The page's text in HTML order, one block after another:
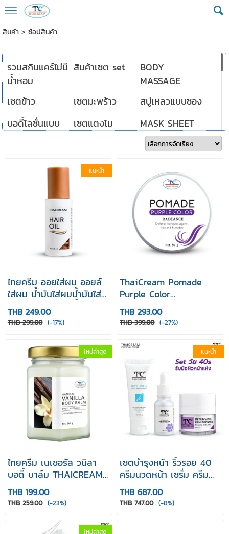
สินค้า> ช้อปสินค้า
รวมสกินแคร์ไม่มี
น้ำหอม
สินค้าเซต set
BODY
MASSAGE
เซตข้าว
เซตมะพร้าว
สบู่เหลวแบบซอง
บอดี้โลชั่นแบบ
เซตแตงโม MASK SHEET
เกลือแช่เม็ดใหญ่
พอกตัว
น้ำมันนวดสปา
เซลลูไลท์
ดูแลเส้นผม
เจลอาบน้ำ
บอดี้สครับครีม
บำรุงผิวกาย
บำรุงผิวรอบ
กันแดดผิวกาย
ผลิตภัณฑ์สิว
นวดหน้า
ขัดผิวหน้า
ทำความสะอาด
ผิวหน้า
เช็ดทำความ
สะอาดผิวหน้า
บำรุงผิวหน้า
กันแดดบำรุงผิว
หน้า
แนะนำ
ไทยครีม ออยใส่ผม ออยล์
ใส่ผม น้ำมันใส่ผมน้ํามันใส่
ผมบํารุง ผมเสีย น้ำมันใส่
ผม ออยล์บำรุงผม ผมทำสี
ผมแห้งกรอบ Thaicream
THB 249.00
THB 299.00 (-17%)
ThaiCream Pomade
Purple Color
Radianceไทยครีม โพเมด
ม่วง จัดแต่งทรงผม
THB 293.00
THB 399.00 (-27%)
ใหม่ล่าสุด
ไทยครีม เนเชอรัล วนิลา
บอดี้ บาล์ม THAICREAM
NATURAL VANILLA
BODY BALM
THB 199.00
THB 259.00 (-23%)
แนะนำ
เซตบำรุงหน้า ริ้วรอย 40
ครีมนวดหน้า เซรั่ม ครีม
บำรุงหน้า
THB 687.00
THB 747.00 (-8%)
ใหม่ล่าสุด